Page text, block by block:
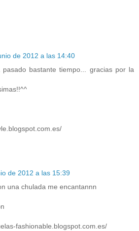
de 2012 a las 14:40
bastante tiempo... gracias por la
de 2012 a las 15:39
una chulada me encantannn
fashionable.blogspot.com.es/